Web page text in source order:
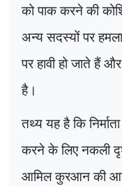
को पाक करने की
अन्य सदस्यों पर
पर हावी हो जाते हैं
है।
तथ्य यह है कि
करने के लिए नकली
आमिल कुरआन की